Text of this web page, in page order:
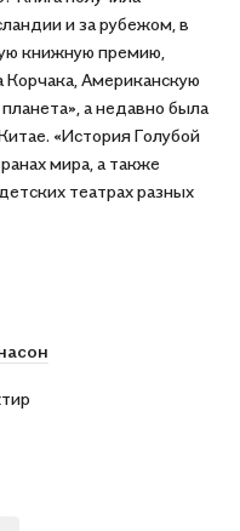
и за рубежом, в
книжную премию,
Американскую
а недавно была
«История Голубой
мира, а также
театрах разных